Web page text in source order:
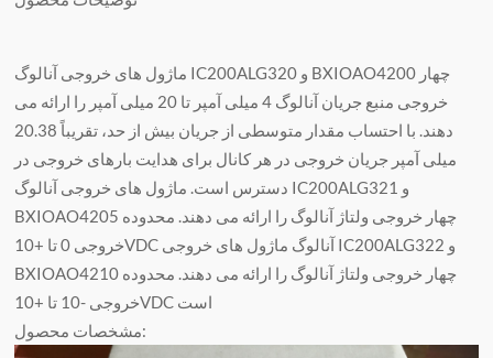
ماژول های خروجی آنالوگ IC200ALG320 و BXIOAO4200 چهار
خروجی منبع جریان آنالوگ 4 میلی آمپر تا 20 میلی آمپر را ارائه می
دهند. با احتساب مقدار متوسطی از جریان بیش از حد، تقریباً 20.38
میلی آمپر جریان خروجی در هر کانال برای هدایت بارهای خروجی در
دسترس است. ماژول های خروجی آنالوگ IC200ALG321 و
BXIOAO4205 چهار خروجی ولتاژ آنالوگ را ارائه می دهند. محدوده
خروجی 0 تا +10VDC آنالوگ ماژول های خروجی IC200ALG322 و
BXIOAO4210 چهار خروجی ولتاژ آنالوگ را ارائه می دهند. محدوده
خروجی -10 تا +10VDC است
مشخصات محصول: